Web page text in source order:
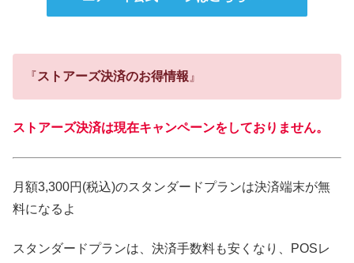
『ストアーズ決済のお得情報 』
ストアーズ決済は現在キャンペーンをしておりません。
月額3,300円(税込)のスタンダードプランは決済端末が無
料になるよ
スタンダードプランは、決済手数料も安くなり、POSレ